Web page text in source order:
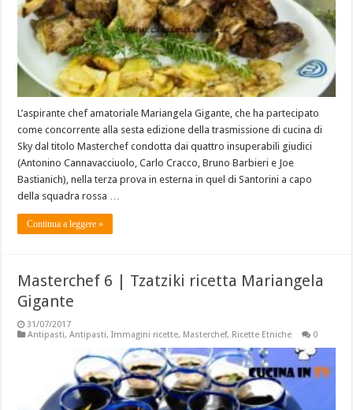
L’aspirante chef amatoriale Mariangela Gigante, che ha partecipato
come concorrente alla sesta edizione della trasmissione di cucina di
Sky dal titolo Masterchef condotta dai quattro insuperabili giudici
(Antonino Cannavacciuolo, Carlo Cracco, Bruno Barbieri e Joe
Bastianich), nella terza prova in esterna in quel di Santorini a capo
della squadra rossa …
Continua a leggere »
Masterchef 6 | Tzatziki ricetta Mariangela
Gigante
31/07/2017
Antipasti,Antipasti,Immagini ricette, Masterchef, Ricette Etniche 0